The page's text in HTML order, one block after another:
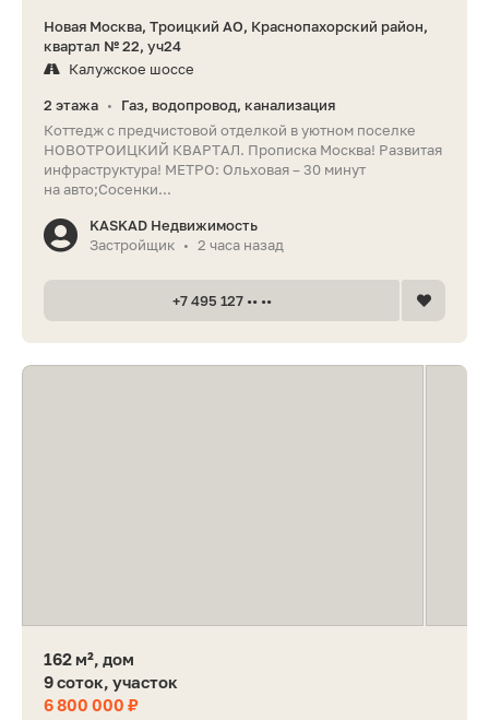
Новая Москва, Троицкий АО, Краснопахорский район,
квартал № 22, уч24
Калужское шоссе
2 этажа •
Газ, водопровод, канализация
Коттедж с предчистовой отделкой в уютном поселке
НОВОТРОИЦКИЙ КВАРТАЛ. Прописка Москва! Развитая
инфраструктура! МЕТРО: Ольховая – 30 минут
на авто;Сосенки...
KASKAD Недвижимость
Застройщик • 2 часа назад
+7 495 127 •• ••
162 м², дом
9 соток, участок
6 800 000 ₽